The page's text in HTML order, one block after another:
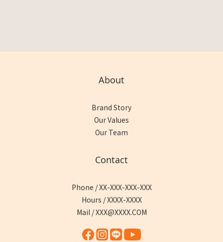
About
Brand Story
Our Values
Our Team
Contact
Phone / XX-XXX-XXX-XXX
Hours / XXXX-XXXX
Mail / XXX@XXXX.COM